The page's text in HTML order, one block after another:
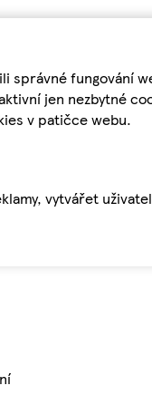
jen nezbytné
v patičce webu.
vytvářet